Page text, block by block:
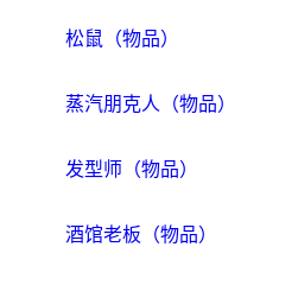
松鼠（物品）
蒸汽朋克人（物品）
发型师（物品）
酒馆老板（物品）